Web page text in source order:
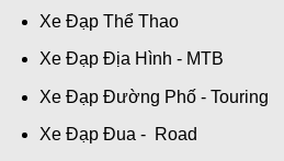
Xe Đạp Thể Thao
Xe Đạp Địa Hình - MTB
Xe Đạp Đường Phố - Touring
Xe Đạp Đua - Road